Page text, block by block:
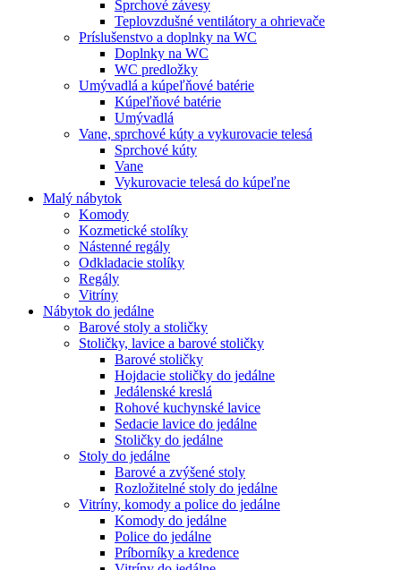
Sprchové závesy
Teplovzdušné ventilátory a ohrievače
Príslušenstvo a doplnky na WC
Doplnky na WC
WC predložky
Umývadlá a kúpeľňové batérie
Kúpeľňové batérie
Umývadlá
Vane, sprchové kúty a vykurovacie telesá
Sprchové kúty
Vane
Vykurovacie telesá do kúpeľne
Malý nábytok
Komody
Kozmetické stolíky
Nástenné regály
Odkladacie stolíky
Regály
Vitríny
Nábytok do jedálne
Barové stoly a stoličky
Stoličky, lavice a barové stoličky
Barové stoličky
Hojdacie stoličky do jedálne
Jedálenské kreslá
Rohové kuchynské lavice
Sedacie lavice do jedálne
Stoličky do jedálne
Stoly do jedálne
Barové a zvýšené stoly
Rozložitelné stoly do jedálne
Vitríny, komody a police do jedálne
Komody do jedálne
Police do jedálne
Príborníky a kredence